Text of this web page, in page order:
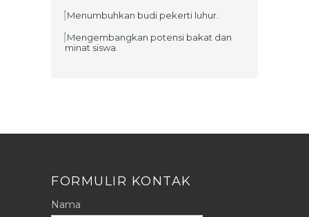
Menumbuhkan budi pekerti luhur.
Mengembangkan potensi bakat dan
minat siswa.
FORMULIR KONTAK
Nama